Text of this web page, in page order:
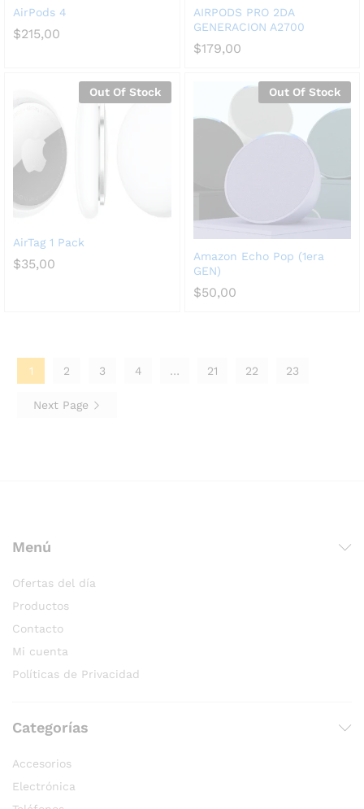
AirPods 4
$215,00
AIRPODS PRO 2DA
GENERACION A2700
$179,00
Out Of Stock
AirTag 1 Pack
$35,00
Out Of Stock
Amazon Echo Pop (1era
GEN)
$50,00
1 2 3 4 … 21 22 23
Next Page
Menú
Ofertas del día
Productos
Contacto
Mi cuenta
Políticas de Privacidad
Categorías
Accesorios
Electrónica